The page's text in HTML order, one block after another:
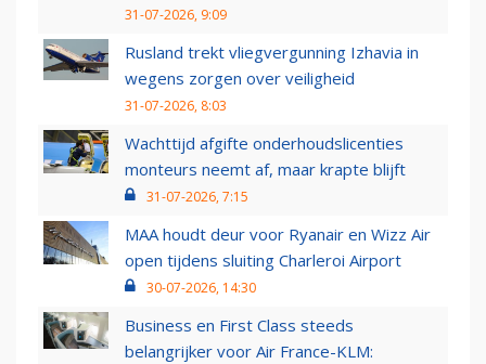
31-07-2026, 9:09
Rusland trekt vliegvergunning Izhavia in
wegens zorgen over veiligheid
31-07-2026, 8:03
Wachttijd afgifte onderhoudslicenties
monteurs neemt af, maar krapte blijft
31-07-2026, 7:15
MAA houdt deur voor Ryanair en Wizz Air
open tijdens sluiting Charleroi Airport
30-07-2026, 14:30
Business en First Class steeds
belangrijker voor Air France-KLM: